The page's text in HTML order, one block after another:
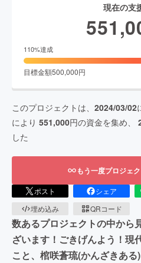
現在の支
110%達成
目標金額500,000円
このプロジェクトは、 2024/03/02
により 551,000円の資金を集め、
した
もう一度プロジェ
ポスト シェア
埋め込み
QRコード
数あるプロジェクトの中から
ざいます！ごきげんよう！現
こと、棺咲蒼琉(かんざきあ